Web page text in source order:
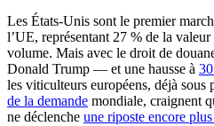
Les États-Unis sont le premier
l’UE, représentant 27 % de la
volume. Mais avec le droit de
Donald Trump — et une hausse à
les viticulteurs européens, déjà sous
de la demande mondiale, craignent
ne déclenche une riposte encore